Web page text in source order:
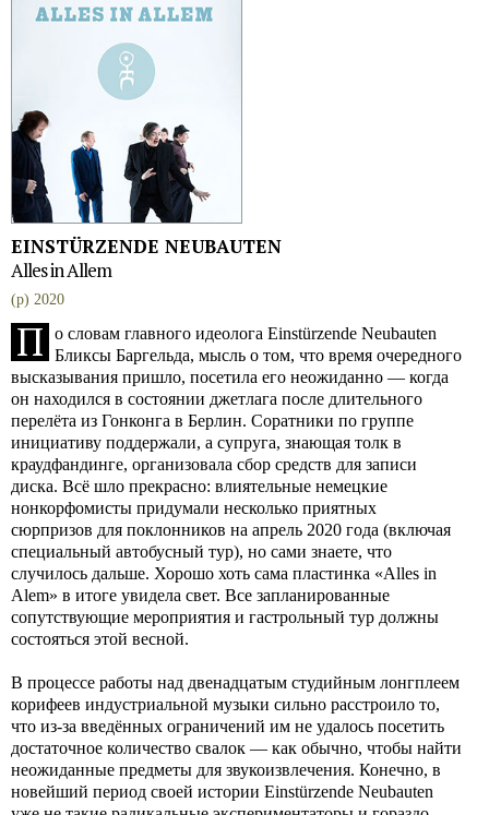
EINSTÜRZENDE NEUBAUTEN
Alles in Allem
(p) 2020
П
о словам главного идеолога Einstürzende Neubauten
Бликсы Баргельда, мысль о том, что время очередного
высказывания пришло, посетила его неожиданно — когда
он находился в состоянии джетлага после длительного
перелёта из Гонконга в Берлин. Соратники по группе
инициативу поддержали, а супруга, знающая толк в
краудфандинге, организовала сбор средств для записи
диска. Всё шло прекрасно: влиятельные немецкие
нонкорфомисты придумали несколько приятных
сюрпризов для поклонников на апрель 2020 года (включая
специальный автобусный тур), но сами знаете, что
случилось дальше. Хорошо хоть сама пластинка «Alles in
Alem» в итоге увидела свет. Все запланированные
сопутствующие мероприятия и гастрольный тур должны
состояться этой весной.
В процессе работы над двенадцатым студийным лонгплеем
корифеев индустриальной музыки сильно расстроило то,
что из-за введённых ограничений им не удалось посетить
достаточное количество свалок — как обычно, чтобы найти
неожиданные предметы для звукоизвлечения. Конечно, в
новейший период своей истории Einstürzende Neubauten